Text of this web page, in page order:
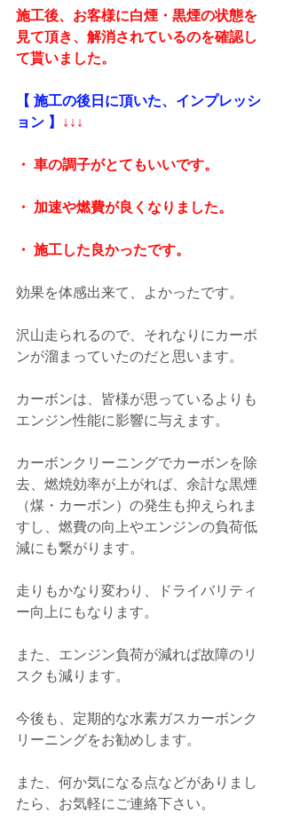
施工後、お客様に白煙・黒煙の状態を
見て頂き、解消されているのを確認し
て貰いました。
【 施工の後日に頂いた、インプレッシ
ョン 】
↓↓↓
・ 車の調子がとてもいいです。
・ 加速や燃費が良くなりました。
・ 施工した良かったです。
効果を体感出来て、よかったです。
沢山走られるので、それなりにカーボ
ンが溜まっていたのだと思います。
カーボンは、皆様が思っているよりも
エンジン性能に影響に与えます。
カーボンクリーニングでカーボンを除
去、燃焼効率が上がれば、余計な黒煙
（煤・カーボン）の発生も抑えられま
すし、燃費の向上やエンジンの負荷低
減にも繋がります。
走りもかなり変わり、ドライバリティ
ー向上にもなります。
また、エンジン負荷が減れば故障のリ
スクも減ります。
今後も、定期的な水素ガスカーボンク
リーニングをお勧めします。
また、何か気になる点などがありまし
たら、お気軽にご連絡下さい。